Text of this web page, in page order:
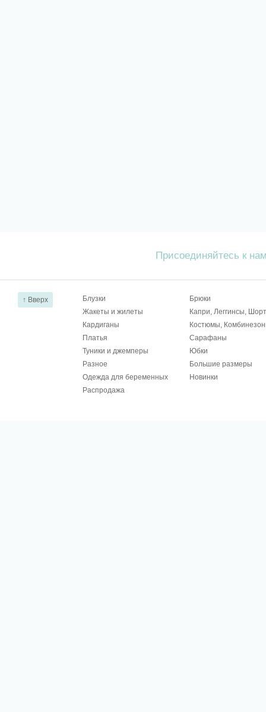
Присоединяйтесь к
↑ Вверх Блузки
Брюки
Жакеты и жилеты
Капри, Леггинсы,
Кардиганы
Костюмы,
Платья
Сарафаны
Туники и джемперы
Юбки
Разное
Большие размеры
Одежда для беременных
Новинки
Распродажа